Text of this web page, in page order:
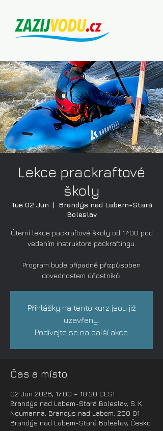
Lekce prackraftové
školy
Tue 02 Jun
  |
Brandýs nad Labem-Stará
Boleslav
Úterní lekce packraftové školy od 17:00 pod
vedením instruktora packraftingu.
Program bude případně přizpůsoben
dovednostem účastníků.
Přihlášky na tento kurz jsou již
uzavřeny.
Podívejte se na další akce.
Čas a místo
02 Jun 2026, 17:00 – 18:30 CEST
Brandýs nad Labem-Stará Boleslav, S. K.
Neumanna, Brandýs nad Labem, 250 01
Brandýs nad Labem-Stará Boleslav, Česko